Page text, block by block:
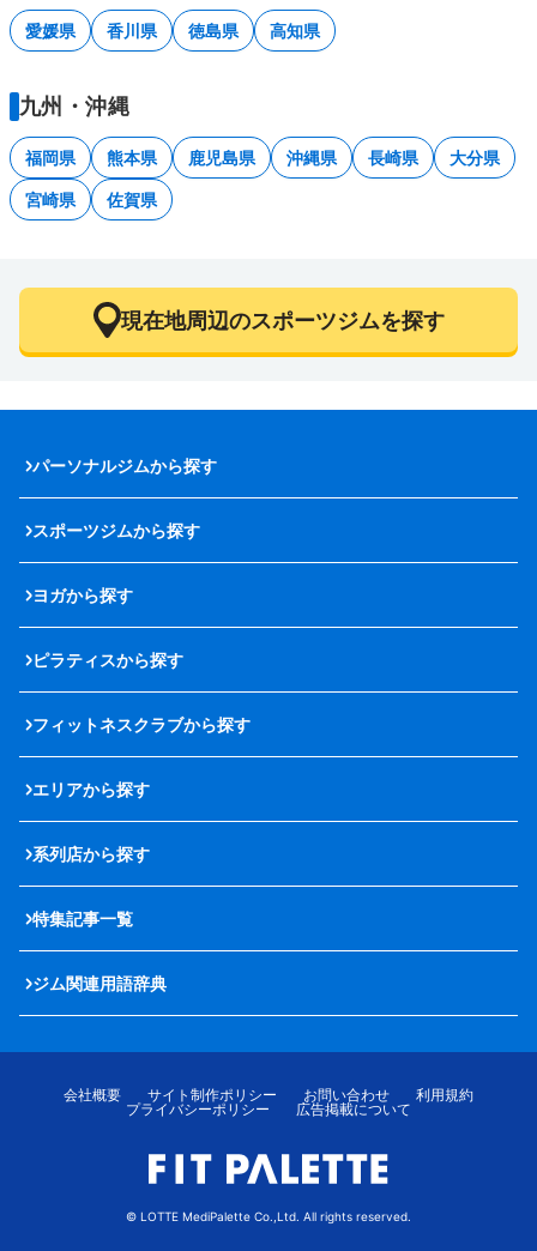
愛媛県 香川県 徳島県 高知県
九州・沖縄
福岡県 熊本県 鹿児島県 沖縄県 長崎県 大分県
宮崎県 佐賀県
現在地周辺のスポーツジムを探す
パーソナルジムから探す
スポーツジムから探す
ヨガから探す
ピラティスから探す
フィットネスクラブから探す
エリアから探す
系列店から探す
特集記事一覧
ジム関連用語辞典
会社概要 サイト制作ポリシー お問い合わせ
利用規約
プライバシーポリシー
広告掲載について
© LOTTE MediPalette Co.,Ltd. All rights reserved.